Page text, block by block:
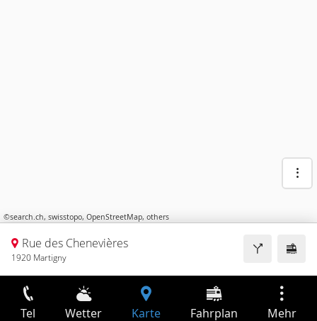
©search.ch, swisstopo, OpenStreetMap, others
Rue des Chenevières
1920 Martigny
Tel Wetter Karte Fahrplan Mehr